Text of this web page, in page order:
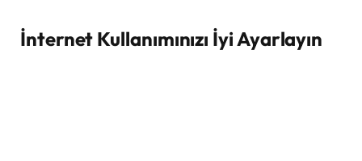
İnternet Kullanımınızı İyi Ayarlayın